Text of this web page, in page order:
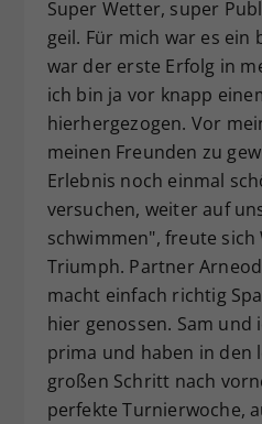
Super Wetter, super
geil. Für mich war es ein
war der erste Erfolg in
ich bin ja vor knapp
hierhergezogen. Vor
meinen Freunden zu
Erlebnis noch einmal
versuchen, weiter auf
schwimmen", freute
Triumph. Partner
macht einfach richtig
hier genossen. Sam
prima und haben in den
großen Schritt nach
perfekte Turnierwoche,